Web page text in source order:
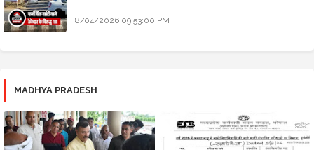
8/04/2026 09:53:00 PM
MADHYA PRADESH